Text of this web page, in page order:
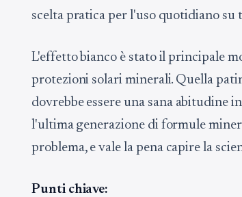
scelta pratica per l'uso quotidiano su
L'effetto bianco è stato il principale
protezioni solari minerali. Quella
dovrebbe essere una sana abitudine
l'ultima generazione di formule
problema, e vale la pena capire la
Punti chiave: